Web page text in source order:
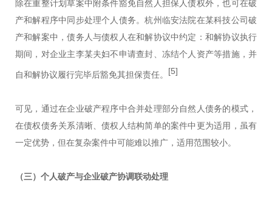
除在重整计划草案中附条件豁免自然人担保人债权外，也可在破
产和解程序中同步处理个人债务。杭州临安法院在某科技公司破
产和解案中，债务人与债权人在和解协议中约定：和解协议执行
期间，对企业主李某夫妇不申请查封、冻结个人资产等措施，并
自和解协议履行完毕后豁免其担保责任。 [5]
可见，通过在企业破产程序中合并处理部分自然人债务的模式，
在债权债务关系清晰、债权人结构简单的案件中更为适用，虽有
一定优势，但在复杂案件中可能难以推广，适用范围较小。
（三） 个人破产与企业破产协调联动处理